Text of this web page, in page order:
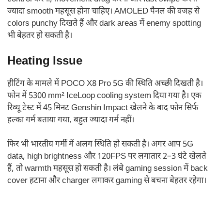
ज्यादा smooth महसूस होना चाहिए। AMOLED पैनल की वजह से
colors punchy दिखते हैं और dark areas में enemy spotting
भी बेहतर हो सकती है।
Heating Issue
हीटिंग के मामले में POCO X8 Pro 5G की स्थिति अच्छी दिखती है।
फोन में 5300 mm² IceLoop cooling system दिया गया है। एक
रिव्यू टेस्ट में 45 मिनट Genshin Impact खेलने के बाद फोन सिर्फ
हल्का गर्म बताया गया, बहुत ज्यादा गर्म नहीं।
फिर भी भारतीय गर्मी में अलग स्थिति हो सकती है। अगर आप 5G
data, high brightness और 120FPS पर लगातार 2–3 घंटे खेलते
हैं, तो warmth महसूस हो सकती है। लंबे gaming session में back
cover हटाना और charger लगाकर gaming से बचना बेहतर रहेगा।